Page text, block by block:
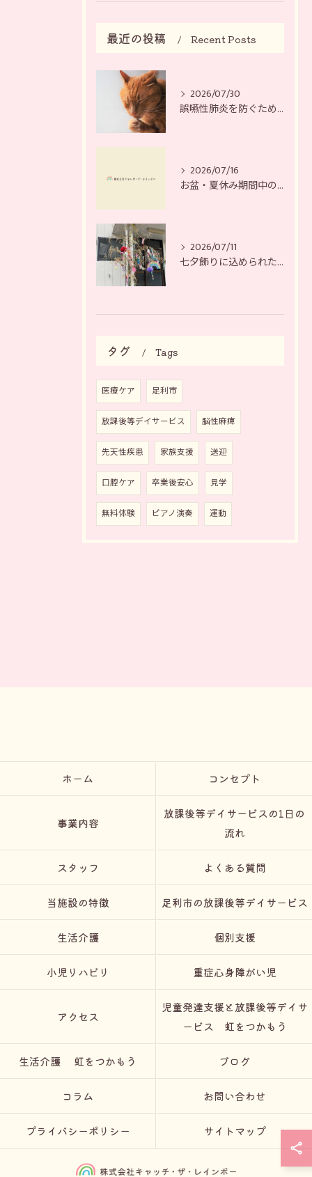
最近の投稿 Recent Posts
2026/07/30
誤嚥性肺炎を防ぐために
2026/07/16
お盆・夏休み期間中の営業日について
2026/07/11
七夕飾りに込められた、それぞれの願い
タグ Tags
医療ケア 足利市
放課後等デイサービス 脳性麻痺
先天性疾患 家族支援 送迎
口腔ケア 卒業後安心 見学
無料体験 ピアノ演奏 運動
ホーム コンセプト
事業内容
放課後等デイサービスの1日の
流れ
スタッフ よくある質問
当施設の特徴 足利市の放課後等デイサービス
生活介護 個別支援
小児リハビリ 重症心身障がい児
アクセス
児童発達支援と放課後等デイサ
ービス 虹をつかもう
生活介護 虹をつかもう ブログ
コラム お問い合わせ
プライバシーポリシー サイトマップ